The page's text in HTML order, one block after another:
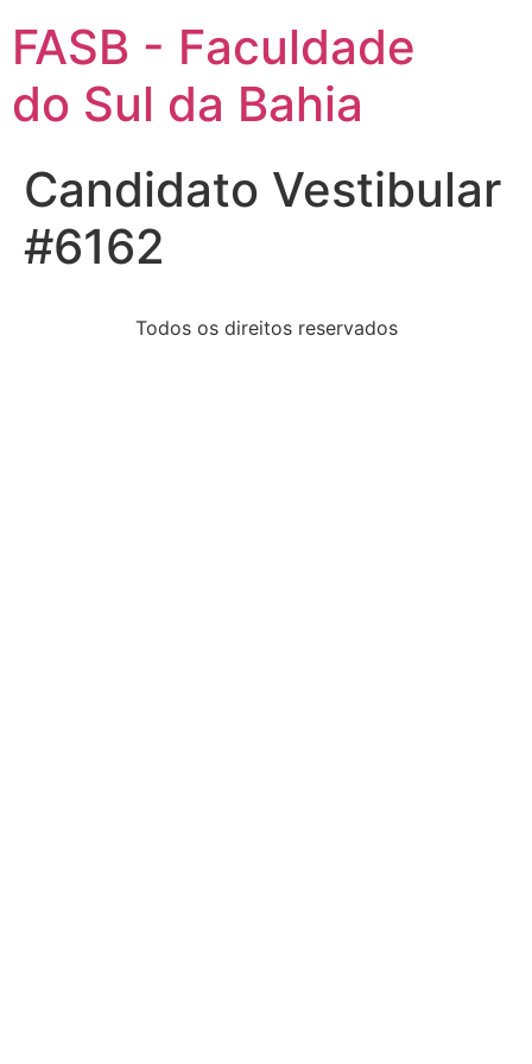
FASB - Faculdade
do Sul da Bahia
Candidato Vestibular
#6162
Todos os direitos reservados